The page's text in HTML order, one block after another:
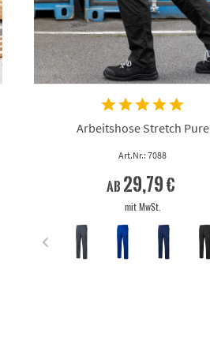
Arbeitshose Stretch Pure
Art.Nr.: 7088
ab 29,79 €
mit MwSt.